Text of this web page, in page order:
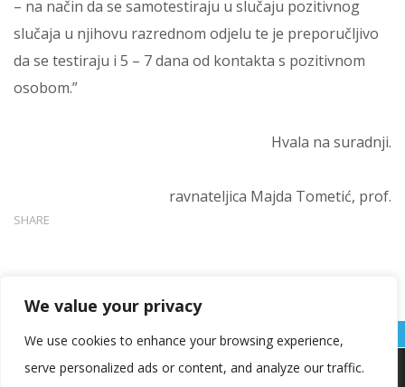
We value your privacy
We use cookies to enhance your browsing experience,
serve personalized ads or content, and analyze our traffic.
– na način da se samotestiraju u slučaju pozitivnog
slučaja u njihovu razrednom odjelu te je preporučljivo
da se testiraju i 5 – 7 dana od kontakta s pozitivnom
osobom.”
Hvala na suradnji.
ravnateljica Majda Tometić, prof.
SHARE
Koristimo kolačiće kako bismo vam pružili najbolje iskustvo na